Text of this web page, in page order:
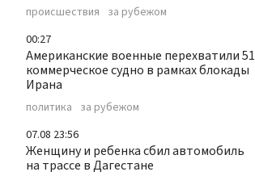
происшествия за рубежом
00:27
Американские военные перехватили 51
коммерческое судно в рамках блокады
Ирана
политика за рубежом
07.08 23:56
Женщину и ребенка сбил автомобиль
на трассе в Дагестане